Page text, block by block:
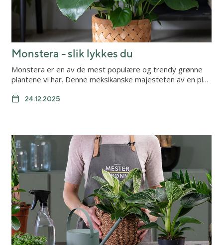
Monstera - slik lykkes du
Monstera er en av de mest populære og trendy grønne
plantene vi har. Denne meksikanske majesteten av en pl…
24.12.2025